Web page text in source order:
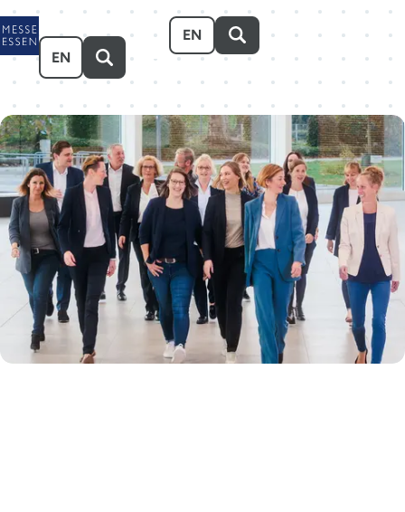
Zum Hauptinhalt springen
EN
Veranstalten Besuchen
Ausstellen
Über uns Karriere Event-Kalender
EN